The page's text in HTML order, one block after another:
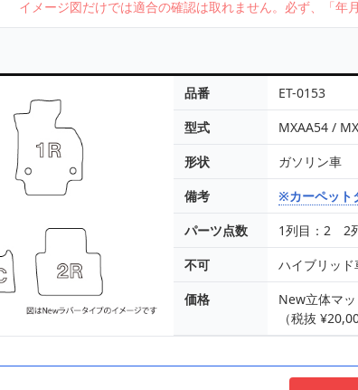
イメージ図だけでは適合の確認は取れません。必ず、「
品番 ET-0153
型式
MXAA54 /
形状
ガソリン車
備考
※カーペット
パーツ点数
1列目：2
不可
ハイブリッド
価格
New立体マ
（税抜